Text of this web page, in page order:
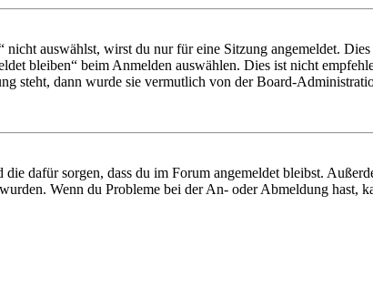
auswählst, wirst du nur für eine Sitzung angemeldet.
bleiben“ beim Anmelden auswählen. Dies ist nicht
steht, dann wurde sie vermutlich von der Board-
dafür sorgen, dass du im Forum angemeldet bleibst.
Wenn du Probleme bei der An- oder Abmeldung hast,